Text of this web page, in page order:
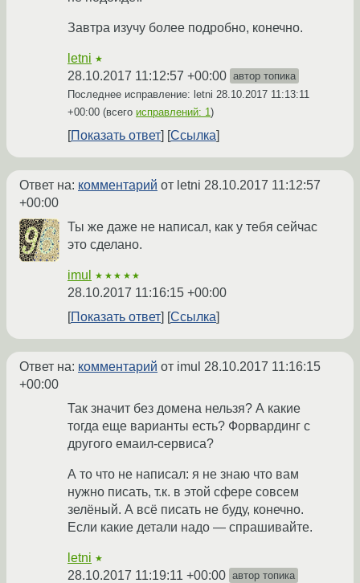
Завтра изучу более подробно, конечно.
letni ★
28.10.2017 11:12:57 +00:00 автор топика
Последнее исправление: letni 28.10.2017 11:13:11
+00:00 (всего исправлений: 1)
Показать ответ Ссылка
Ответ на: комментарий от letni 28.10.2017 11:12:57
+00:00
Ты же даже не написал, как у тебя сейчас
это сделано.
imul ★★★★★
28.10.2017 11:16:15 +00:00
Показать ответ
Ссылка
Ответ на: комментарий от imul 28.10.2017 11:16:15
+00:00
Так значит без домена нельзя? А какие
тогда еще варианты есть? Форвардинг с
другого емаил-сервиса?
А то что не написал: я не знаю что вам
нужно писать, т.к. в этой сфере совсем
зелёный. А всё писать не буду, конечно.
Если какие детали надо — спрашивайте.
letni ★
28.10.2017 11:19:11 +00:00 автор топика